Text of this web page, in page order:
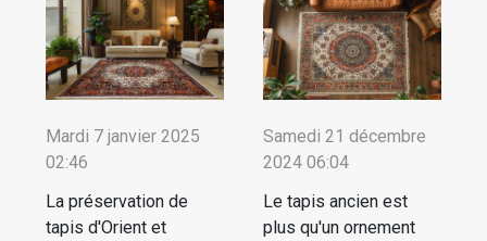
Mardi 7 janvier 2025
02:46
La préservation de
tapis d'Orient et
Samedi 21 décembre
2024 06:04
Le tapis ancien est
plus qu'un ornement